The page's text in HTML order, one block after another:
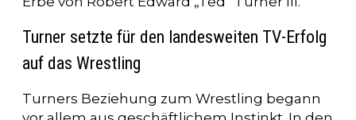
Turner setzte für den landesweiten TV-Erfolg
auf das Wrestling
Turners Beziehung zum Wrestling begann